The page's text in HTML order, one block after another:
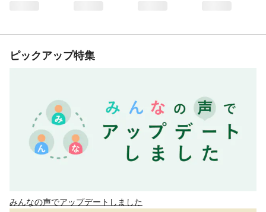
ピックアップ特集
みんなの声でアップデートしました